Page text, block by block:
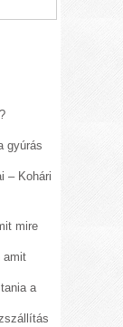
gyúrás
– Kohári
mire
amit
a